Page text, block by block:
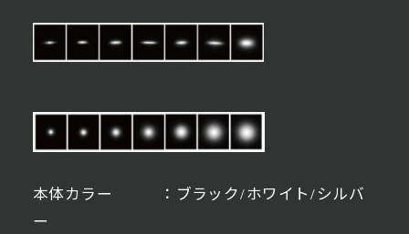
本体カラー ：ブラック/ホワイト/シルバ
ー